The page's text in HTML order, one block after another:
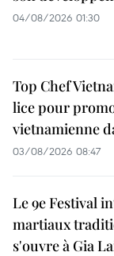
04/08/2026 01:30
Top Chef
lice pour
vietnamienne
03/08/2026 08:47
Le 9e Festival
martiaux
s'ouvre à Gia